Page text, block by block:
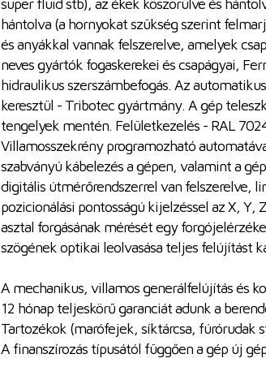
super fluid stb), az ékek köszörülve és
hántolva (a hornyokat szükség szerint
és anyákkal vannak felszerelve, amelyek
neves gyártók fogaskerekei és csapágyai,
hidraulikus szerszámbefogás. Az
keresztül - Tribotec gyártmány. A gép
tengelyek mentén. Felületkezelés - RAL
Villamosszekrény programozható
szabványú kábelezés a gépen, valamint a
digitális útmérőrendszerrel van felszerelve,
pozicionálási pontosságú kijelzéssel az X,
asztal forgásának mérését egy
szögének optikai leolvasása teljes felújítást
A mechanikus, villamos generálfelújítás és
12 hónap teljeskörű garanciát adunk a
Tartozékok (marófejek, síktárcsa, fúrórudak
A finanszírozás típusától függően a gép új